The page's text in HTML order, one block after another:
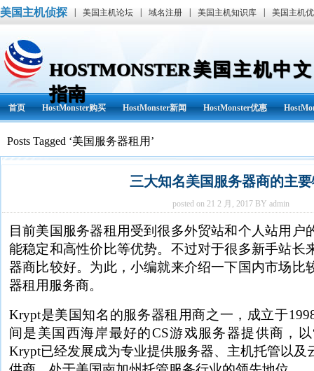
美国主机侦探 美国主机论坛 域名注册 美国主机知识库 美国主机
HOSTMONSTER美国主机中文
指南
首页 HostMonster购买 HostMonster新闻 HostMonster优惠
Posts Tagged ‘美国服务器租用’
三大知名美国服务器商的主
posted on 21 2 月, 2017 BY admin
目前美国服务器租用受到很多外贸站和个人站用户
能稳定和高性价比等优势。不过对于很多新手站长
器商比较好。为此，小编就来介绍一下国内市场比
器租用服务商。
Krypt是美国知名的服务器租用商之一，成立于
间是美国西海岸最好的CS游戏服务器提供商，
Krypt已经发展成为专业提供服务器、主机托管以及